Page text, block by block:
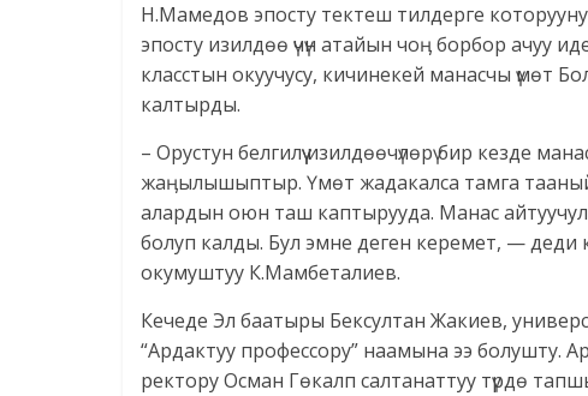
Н.Мамедов эпосту тектеш тилдерге
эпосту изилдөө үчүн атайын чоӊ борбор ачуу
класстын окуучусу, кичинекей манасчы үмөт
калтырды.
– Орустун белгилүү изилдөөчүлөрү бир кезде
жаӊылышыптыр. Үмөт жадакалса тамга тааный
алардын оюн таш каптырууда. Манас
болуп калды. Бул эмне деген керемет, — деди
окумуштуу К.Мамбеталиев.
Кечеде Эл баатыры Бексултан Жакиев,
“Ардактуу профессору” наамына ээ болушту.
ректору Осман Гөкалп салтанаттуу түрдө